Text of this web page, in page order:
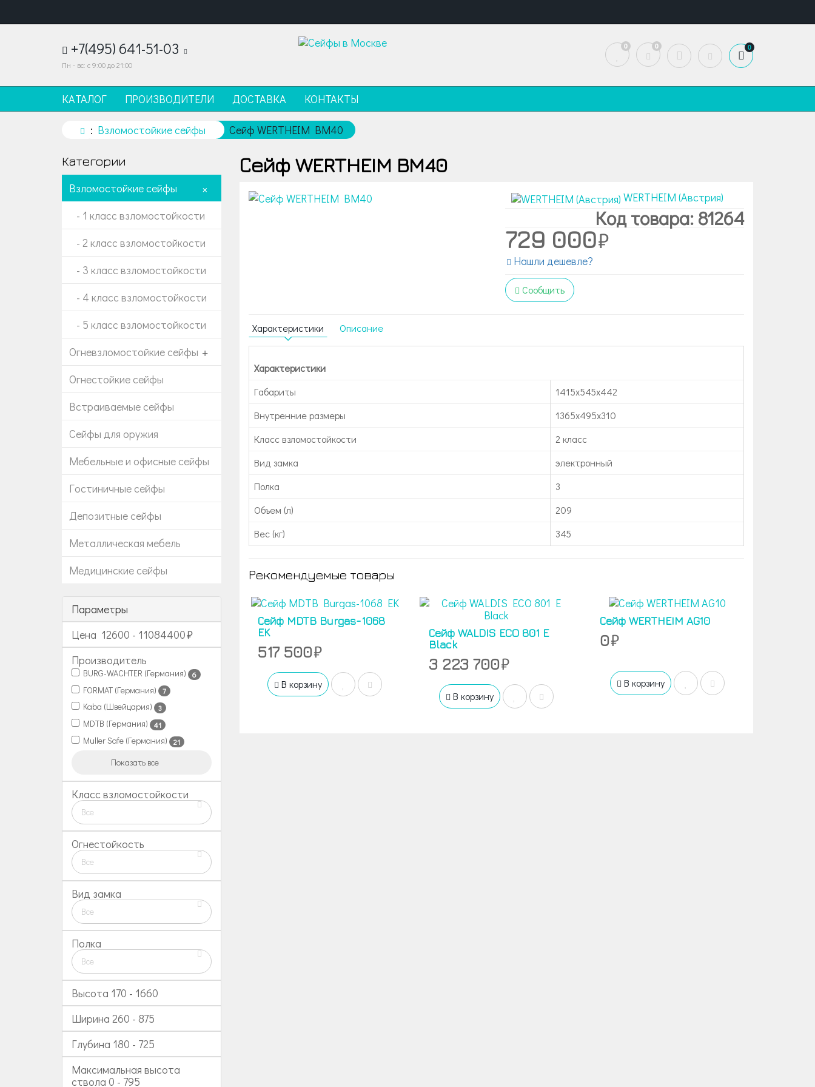
+7(495) 641-51-03
Пн - вс: с 9:00 до 21:00
0 0 0
КАТАЛОГ ПРОИЗВОДИТЕЛИ ДОСТАВКА КОНТАКТЫ
Взломостойкие сейфы Сейф WERTHEIM BM40
Категории
Взломостойкие сейфы +
- 1 класс взломостойкости
- 2 класс взломостойкости
- 3 класс взломостойкости
- 4 класс взломостойкости
- 5 класс взломостойкости
Огневзломостойкие сейфы +
Огнестойкие сейфы
Встраиваемые сейфы
Сейфы для оружия
Мебельные и офисные сейфы
Гостиничные сейфы
Депозитные сейфы
Металлическая мебель
Медицинские сейфы
Параметры
Цена 12600 - 11084400
Производитель
BURG-WACHTER (Германия) 6
FORMAT (Германия) 7
Kaba (Швейцария) 3
MDTB (Германия) 41
Muller Safe (Германия) 21
Показать все
Класс взломостойкости
Все
Огнестойкость
Все
Вид замка
Все
Полка
Все
Высота 170 - 1660
Ширина 260 - 875
Глубина 180 - 725
Максимальная высота
ствола 0 - 795
Сейф WERTHEIM BM40
WERTHEIM (Австрия)
Код товара: 81264
729 000
Нашли дешевле?
Сообщить
Характеристики Описание
Характеристики
Габариты
1415x545x442
Внутренние размеры
1365x495x310
Класс взломостойкости
2 класс
Вид замка
электронный
Полка
3
Объем (л)
209
Вес (кг)
345
Рекомендуемые товары
Сейф MDTB Burgas-1068
EK
517 500
В корзину
Сейф WALDIS ECO 801 E
Black
3 223 700
В корзину
Сейф WERTHEIM AG10
0
В корзину